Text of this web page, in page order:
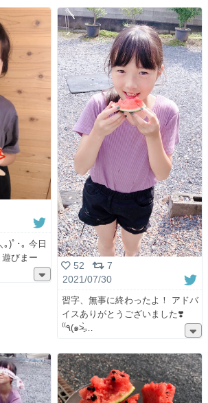
｡)ﾟ･｡ 今日
びまー
52
7
2021/07/30
習字、無事に終わったよ！ アドバ
イスありがとうございました❣️
⁽⁽٩(๑˃̶͈̀